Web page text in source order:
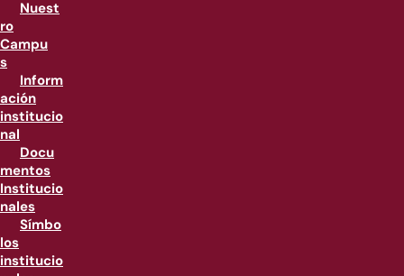
Nuest
ro
Campu
s
Inform
ación
institucio
nal
Docu
mentos
Institucio
nales
Símbo
los
institucio